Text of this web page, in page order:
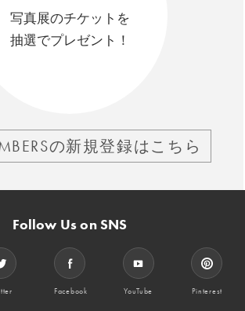
写真展のチケットを
抽選でプレゼント！
の新規登録はこちら
Follow Us on SNS
Facebook YouTube Pinterest